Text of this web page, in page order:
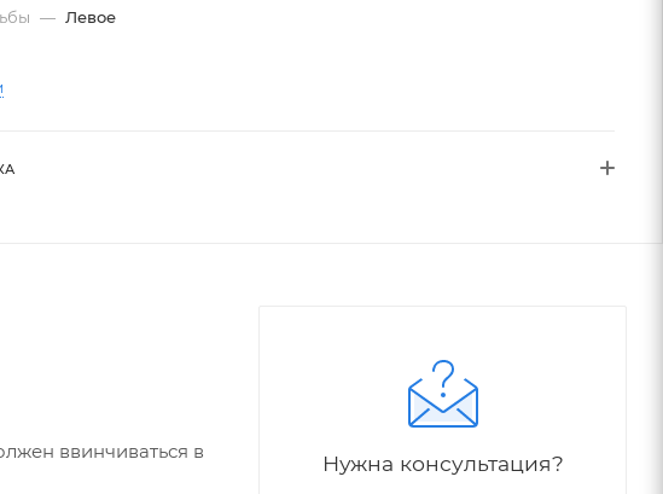
— Левое
ввинчиваться в
Нужна консультация?